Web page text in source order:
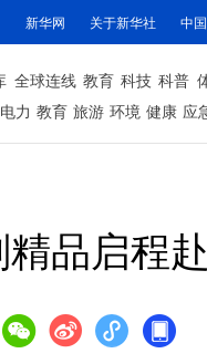
新华网 关于新华社 中
全球连线 教育 科技 科普
电力 教育 旅游 环境 健康 应
品启程